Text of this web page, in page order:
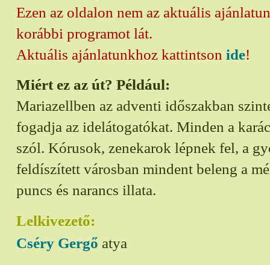
Ezen az oldalon nem az aktuális
korábbi programot lát.
Aktuális ajánlatunkhoz kattintson ide!
Miért ez az út? Például:
Mariazellben az adventi időszakban
fogadja az idelátogatókat. Minden a
szól. Kórusok, zenekarok lépnek fel, a
feldíszített városban mindent beleng a
puncs és narancs illata.
Lelkivezető:
Cséry Gergő atya